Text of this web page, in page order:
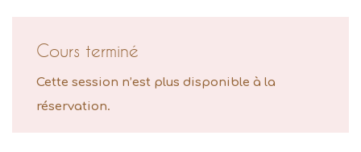
Cours terminé
Cette session n’est plus disponible à la
réservation.